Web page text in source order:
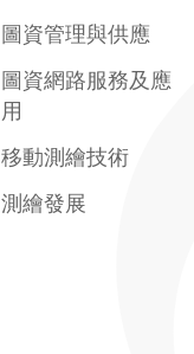
圖資管理與供應
圖資網路服務及應
用
移動測繪技術
測繪發展